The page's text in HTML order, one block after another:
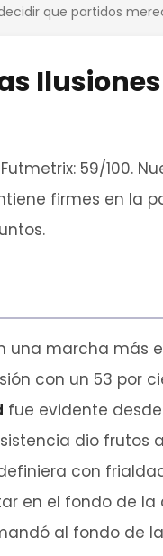
que partidos
59/100.
firmes en la
una marcha más
con un 53 por
fue evidente
dio frutos
con
en el fondo de
al fondo de